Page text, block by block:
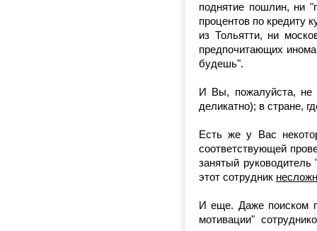
поднятие пошлин, ни
процентов по кредиту
из Тольятти, ни
предпочитающих
будешь".
И Вы, пожалуйста, не
деликатно); в стране,
Есть же у Вас
соответствующей
занятый
этот сотрудник
И еще. Даже поиском
мотивации"